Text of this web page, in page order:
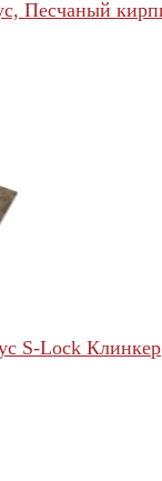
Песчаный
S-Lock Клинкер